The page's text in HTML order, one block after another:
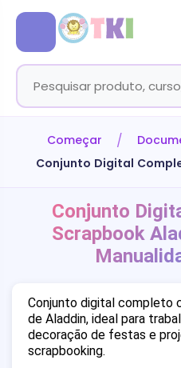
Começar
Conjunto Digital
Conjunto
Scrapbook
Conjunto digital completo
de Aladdin, ideal para
decoração de festas e
scrapbooking.